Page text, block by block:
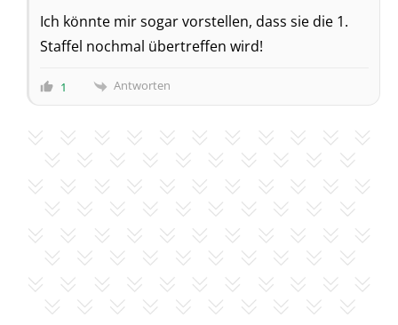
Ich könnte mir sogar vorstellen, dass sie die 1.
Staffel nochmal übertreffen wird!
1 Antworten